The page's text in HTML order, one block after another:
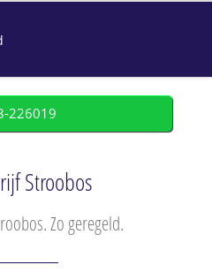
226019
Stroobos
Zo geregeld.